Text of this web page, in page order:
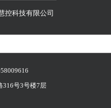
控科技有限公司
316号3号楼7层